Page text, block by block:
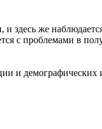
же
с проблемами в
и